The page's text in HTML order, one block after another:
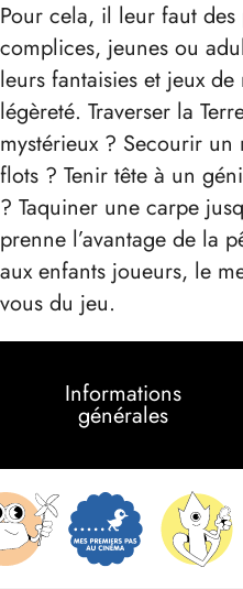
Pour cela, il leur faut des
complices, jeunes ou
leurs fantaisies et jeux
légèreté. Traverser la
mystérieux ? Secourir
flots ? Tenir tête à un
? Taquiner une carpe
prenne l’avantage de la
aux enfants joueurs, le
vous du jeu.
Informations
générales